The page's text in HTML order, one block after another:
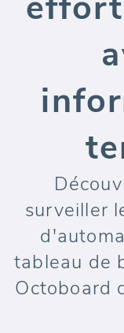
surveiller
tableau de
Octoboard